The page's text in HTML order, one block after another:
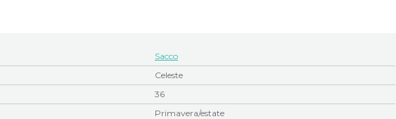
Sacco
Celeste
36
Primavera/estate